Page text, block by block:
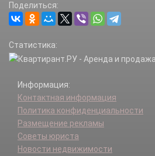
Поделиться:
Статистика:
Информация:
Контактная информация
Политика конфиденциальности
Размещение рекламы
Советы юриста
Новости недвижимости